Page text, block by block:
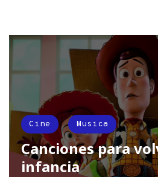
Cine Musica
Canciones para
infancia